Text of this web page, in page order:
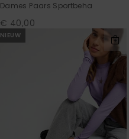
Dames Paars Sportbeha
€ 40,00
NIEUW